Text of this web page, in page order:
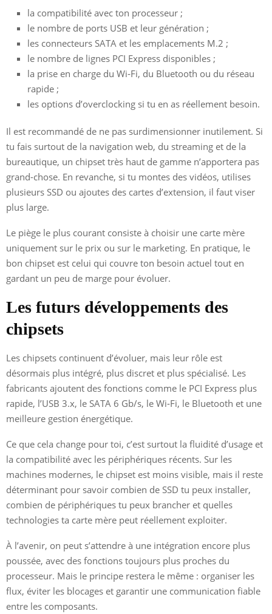
la compatibilité avec ton processeur ;
le nombre de ports USB et leur génération ;
les connecteurs SATA et les emplacements M.2 ;
le nombre de lignes PCI Express disponibles ;
la prise en charge du Wi‑Fi, du Bluetooth ou du réseau
rapide ;
les options d’overclocking si tu en as réellement besoin.
Il est recommandé de ne pas surdimensionner inutilement. Si
tu fais surtout de la navigation web, du streaming et de la
bureautique, un chipset très haut de gamme n’apportera pas
grand-chose. En revanche, si tu montes des vidéos, utilises
plusieurs SSD ou ajoutes des cartes d’extension, il faut viser
plus large.
Le piège le plus courant consiste à choisir une carte mère
uniquement sur le prix ou sur le marketing. En pratique, le
bon chipset est celui qui couvre ton besoin actuel tout en
gardant un peu de marge pour évoluer.
Les futurs développements des
chipsets
Les chipsets continuent d’évoluer, mais leur rôle est
désormais plus intégré, plus discret et plus spécialisé. Les
fabricants ajoutent des fonctions comme le PCI Express plus
rapide, l’USB 3.x, le SATA 6 Gb/s, le Wi‑Fi, le Bluetooth et une
meilleure gestion énergétique.
Ce que cela change pour toi, c’est surtout la fluidité d’usage et
la compatibilité avec les périphériques récents. Sur les
machines modernes, le chipset est moins visible, mais il reste
déterminant pour savoir combien de SSD tu peux installer,
combien de périphériques tu peux brancher et quelles
technologies ta carte mère peut réellement exploiter.
À l’avenir, on peut s’attendre à une intégration encore plus
poussée, avec des fonctions toujours plus proches du
processeur. Mais le principe restera le même : organiser les
flux, éviter les blocages et garantir une communication fiable
entre les composants.